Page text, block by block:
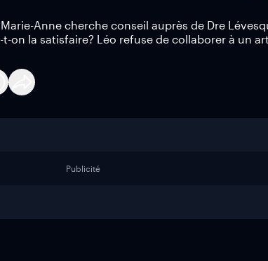
Anne cherche conseil auprès de Dre
on la satisfaire? Léo refuse de collaborer à un
Publicité